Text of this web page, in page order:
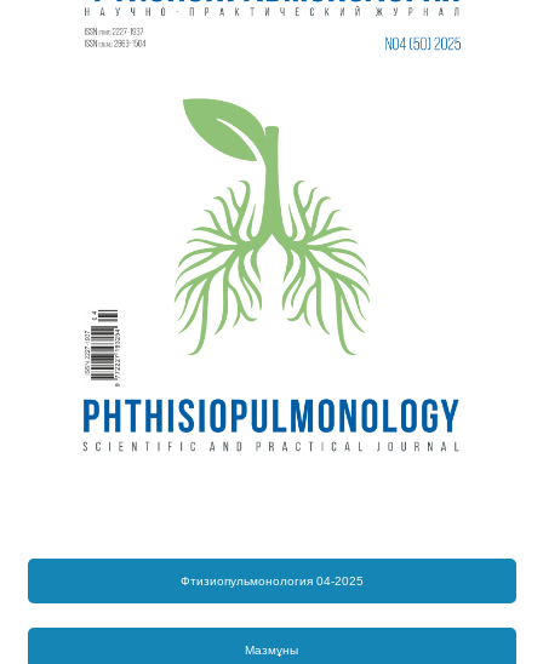
Фтизиопульмонология 04-2025
Мазмұны